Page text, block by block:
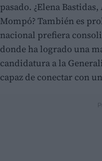
pasado. ¿Elena
Mompó? También es
nacional prefiera
donde ha logrado una
candidatura a la
capaz de conectar con